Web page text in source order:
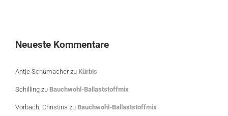
Neueste Kommentare
Antje Schumacherzu Kürbis
Schilling zu Bauchwohl-Ballaststoffmix
Vorbach, Christina zu Bauchwohl-Ballaststoffmix